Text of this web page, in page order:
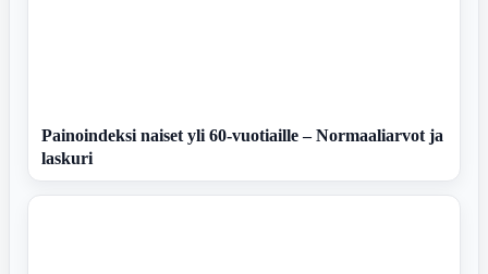
Painoindeksi naiset yli 60-vuotiaille – Normaaliarvot ja
laskuri